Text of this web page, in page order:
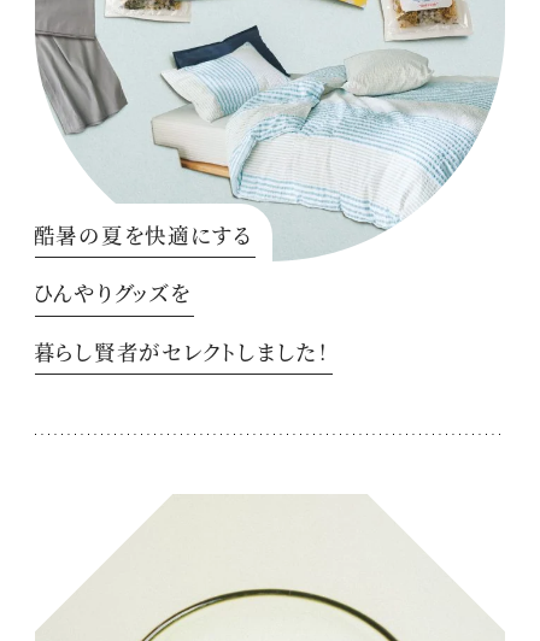
酷暑の夏を快適にする
ひんやりグッズを
暮らし賢者がセレクトしました！